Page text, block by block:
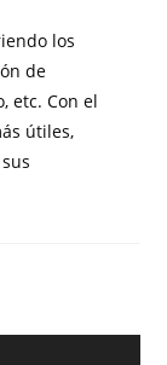
los
de
etc. Con el
útiles,